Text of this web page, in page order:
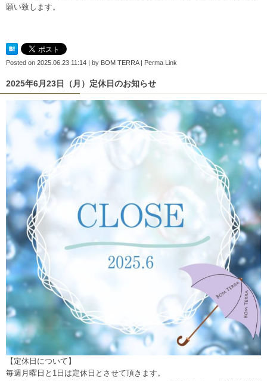
願い致します。
Posted on 2025.06.23 11:14 | by BOM TERRA| Perma Link
2025年6月23日（月）定休日のお知らせ
【定休日について】
毎週月曜日と1日は定休日とさせて頂きます。